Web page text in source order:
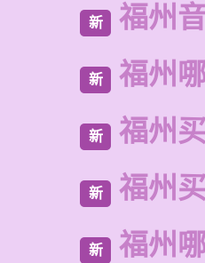
新 福州
新 福州
新 福州
新 福州
新 福州